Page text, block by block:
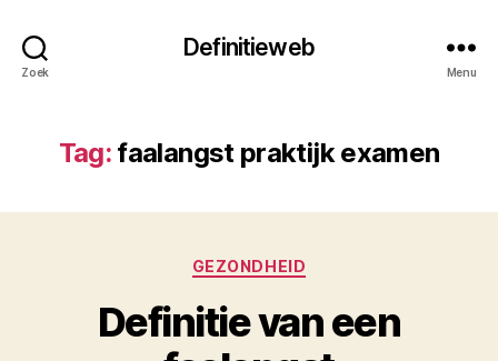
Zoek
Definitieweb
Menu
Tag: faalangst praktijk examen
Categorieën
GEZONDHEID
Definitie van een